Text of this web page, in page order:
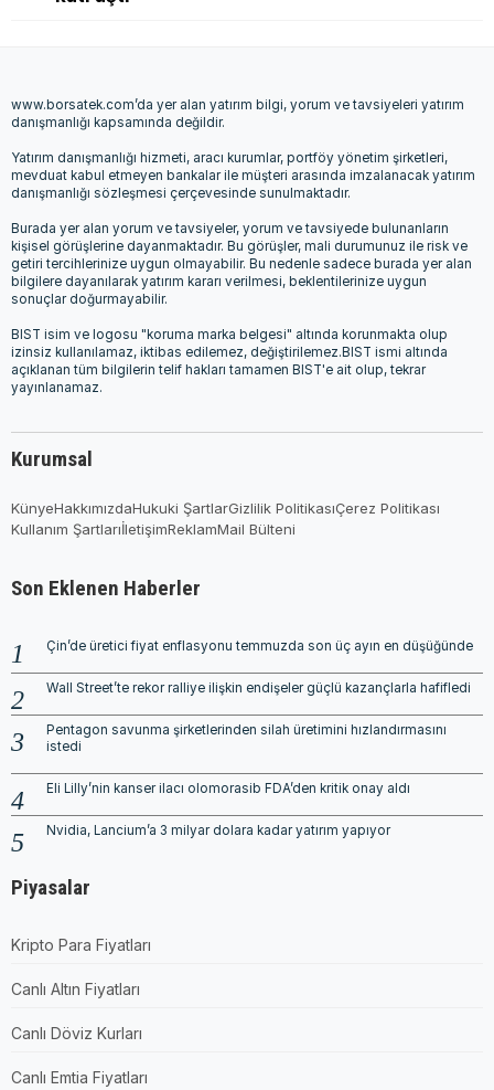
www.borsatek.com’da yer alan yatırım bilgi, yorum ve tavsiyeleri yatırım
danışmanlığı kapsamında değildir.
Yatırım danışmanlığı hizmeti, aracı kurumlar, portföy yönetim şirketleri,
mevduat kabul etmeyen bankalar ile müşteri arasında imzalanacak yatırım
danışmanlığı sözleşmesi çerçevesinde sunulmaktadır.
Burada yer alan yorum ve tavsiyeler, yorum ve tavsiyede bulunanların
kişisel görüşlerine dayanmaktadır. Bu görüşler, mali durumunuz ile risk ve
getiri tercihlerinize uygun olmayabilir. Bu nedenle sadece burada yer alan
bilgilere dayanılarak yatırım kararı verilmesi, beklentilerinize uygun
sonuçlar doğurmayabilir.
BIST isim ve logosu "koruma marka belgesi" altında korunmakta olup
izinsiz kullanılamaz, iktibas edilemez, değiştirilemez.BIST ismi altında
açıklanan tüm bilgilerin telif hakları tamamen BIST'e ait olup, tekrar
yayınlanamaz.
Kurumsal
KünyeHakkımızdaHukuki ŞartlarGizlilik PolitikasıÇerez Politikası
Kullanım ŞartlarıİletişimReklamMail Bülteni
Son Eklenen Haberler
Çin’de üretici fiyat enflasyonu temmuzda son üç ayın en düşüğünde
Wall Street’te rekor ralliye ilişkin endişeler güçlü kazançlarla hafifledi
Pentagon savunma şirketlerinden silah üretimini hızlandırmasını
istedi
Eli Lilly’nin kanser ilacı olomorasib FDA’den kritik onay aldı
Nvidia, Lancium’a 3 milyar dolara kadar yatırım yapıyor
Piyasalar
Kripto Para Fiyatları
Canlı Altın Fiyatları
Canlı Döviz Kurları
Canlı Emtia Fiyatları